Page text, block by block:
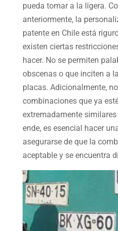
pueda tomar a la ligera.
anteriormente, la
patente en Chile está
existen ciertas
hacer. No se permiten
obscenas o que inciten a
placas. Adicionalmente,
combinaciones que ya
extremadamente
ende, es esencial hacer
asegurarse de que la
aceptable y se encuentra